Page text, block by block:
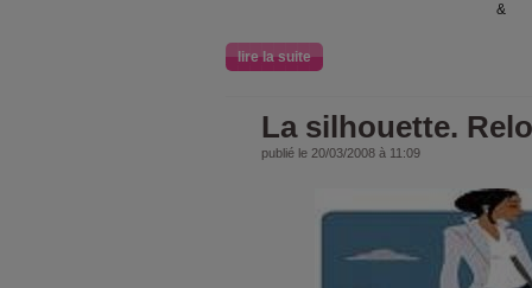
&
lire la suite
La silhouette.
publié le 20/03/2008 à 11:09